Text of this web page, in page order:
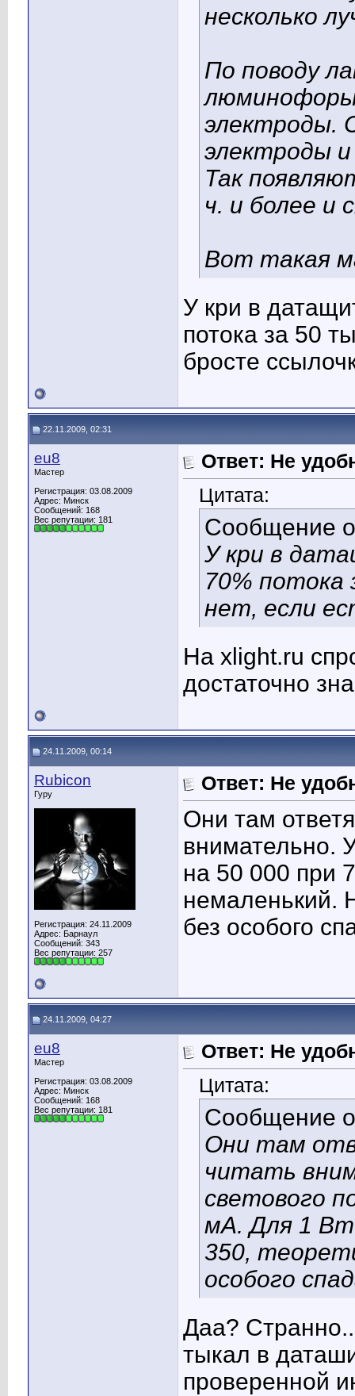
несколько
По поводу
электроды.
электроды
Так
ч. и более и
Вот такая
У кри в
потока за 50
бросте
22.11.2009, 02:31
eu8
Мастер
Регистрация: 03.08.2009
Адрес: Минск
Сообщений: 168
Вес репутации: 181
Ответ: Не
Цитата:
Сообщение
У кри в
70% потока
нет, если
На xlight.ru
достаточно
24.11.2009, 00:14
Rubicon
Гуру
Регистрация: 24.11.2009
Адрес: Барнаул
Сообщений: 343
Вес репутации: 257
Ответ: Не
Они там
внимательно.
на 50 000 при
немаленький.
без особого
24.11.2009, 04:27
eu8
Мастер
Регистрация: 03.08.2009
Адрес: Минск
Сообщений: 168
Вес репутации: 181
Ответ: Не
Цитата:
Сообщение
Они там
читать
светового
мА. Для 1 Вт
350,
особого
Даа?
тыкал в
проверенной